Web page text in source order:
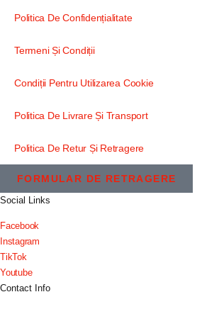
Politica De Confidențialitate
Termeni Și Condiții
Condiții Pentru Utilizarea Cookie
Politica De Livrare Și Transport
Politica De Retur Și Retragere
FORMULAR DE RETRAGERE
Social Links
Facebook
Instagram
TikTok
Youtube
Contact Info